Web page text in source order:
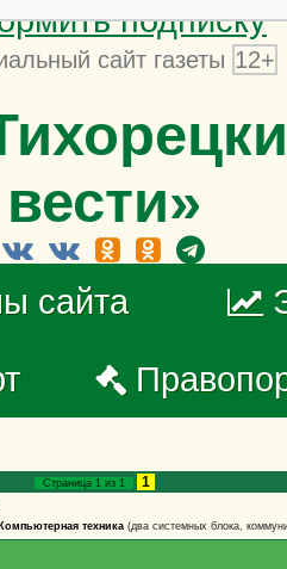
подписку
сайт газеты 12+
вести»
сайта
Страница 1 из 1
1
Компьютерная техника (два системных блока,